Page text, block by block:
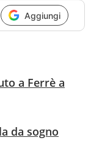
Aggiungi
a Ferrè a
da sogno